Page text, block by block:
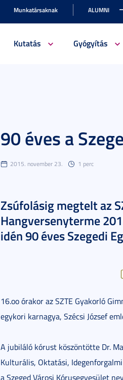
Munkatársaknak ALUMNI
Kutatás Gyógyítás
90 éves a
2015. november 23. 1 perc
Zsúfolásig megtelt az
Hangversenyterme
idén 90 éves Szegedi
16.oo órakor az SZTE Gyakorló
egykori karnagya, Szécsi József
A jubiláló kórust köszöntötte Dr.
Kulturális, Oktatási,
a Szeged Városi Kórusegyesület